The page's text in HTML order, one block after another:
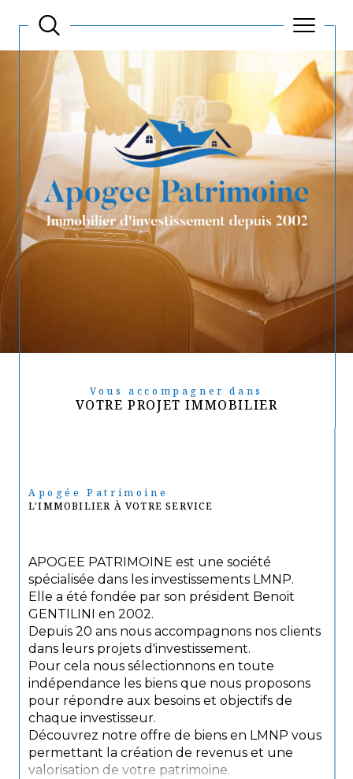
Vous accompagner dans
VOTRE PROJET IMMOBILIER
Apogée Patrimoine
L'IMMOBILIER À VOTRE SERVICE
APOGEE PATRIMOINE est une société
spécialisée dans les investissements LMNP.
Elle a été fondée par son président Benoit
GENTILINI en 2002.
Depuis 20 ans nous accompagnons nos clients
dans leurs projets d'investissement.
Pour cela nous sélectionnons en toute
indépendance les biens que nous proposons
pour répondre aux besoins et objectifs de
chaque investisseur.
Découvrez notre offre de biens en LMNP vous
permettant la création de revenus et une
valorisation de votre patrimoine.